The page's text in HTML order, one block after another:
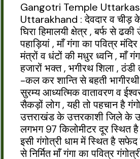
Gangotri Temple
Uttarakhand : देवदार व चीड़
घिरा हिमालयी क्षेत्र , बर्फ से
पहाड़ियां , माँ गंगा का पवित्र
मंत्रों व धंटों की मधुर ध्वनि , माँ
हजारों भक्त , भगीरथ शिला ,
-कल कर शान्ति से बहती
सुरम्य आध्यत्मिक वातावरण व
सैकड़ों लोग , यही तो पहचान है
उत्तराखंड के उत्तरकाशी जिले के
लगभग 97 किलोमीटर दूर स्थित
इसी गंगोत्री धाम में स्थित है
से निर्मित माँ गंगा का पवित्र